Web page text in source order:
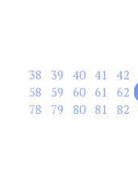
38 39 40 41 42
58
59 60 61 62
78
79 80 81 82